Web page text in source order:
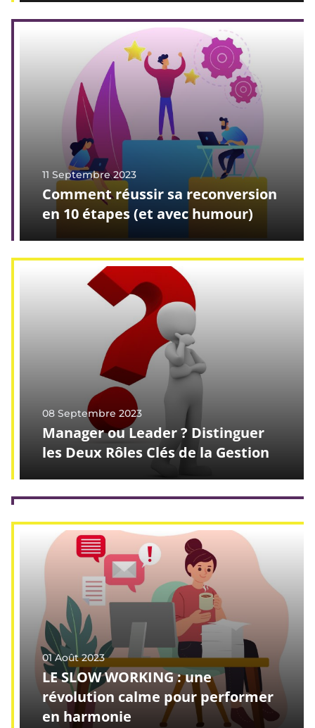
11 Septembre 2023
Comment réussir sa reconversion
en 10 étapes (et avec humour)
08 Septembre 2023
Manager ou Leader ? Distinguer
les Deux Rôles Clés de la Gestion
01 Août 2023
LE SLOW WORKING : une
révolution calme pour performer
en harmonie